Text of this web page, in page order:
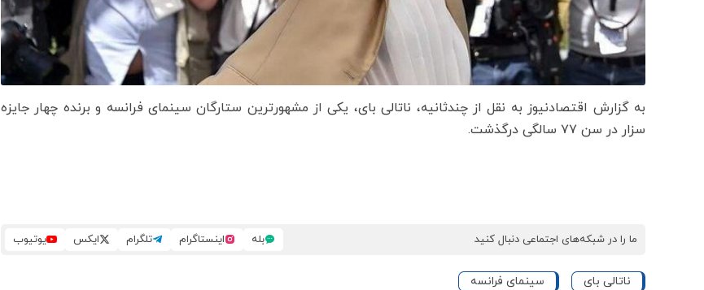
به گزارش اقتصادنیوز به نقل از چندثانیه، ناتالی بای، یکی از مشهورترین ستارگان سینمای فرانسه و برنده چهار جایزه
سزار در سن ۷۷ سالگی درگذشت.
ما را در شبکه‌های اجتماعی دنبال کنید بله اینستاگرام تلگرام ایکس یوتیوب
ناتالی بای سینمای فرانسه